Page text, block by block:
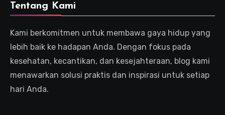
Tentang Kami
Kami berkomitmen untuk membawa gaya hidup yang
lebih baik ke hadapan Anda. Dengan fokus pada
kesehatan, kecantikan, dan kesejahteraan, blog kami
menawarkan solusi praktis dan inspirasi untuk setiap
hari Anda.